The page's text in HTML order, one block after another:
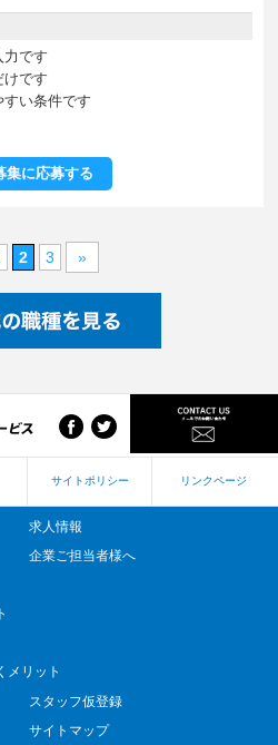
力です
けです
い条件です
集に応募する
2 3 »
サイトポリシー リンクページ
求人情報
企業ご担当者様へ
メリット
スタッフ仮登録
サイトマップ